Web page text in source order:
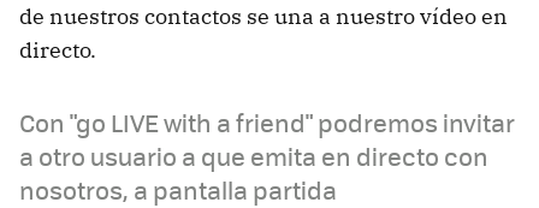
de nuestros contactos se una a nuestro vídeo en
directo.
Con "go LIVE with a friend" podremos invitar
a otro usuario a que emita en directo con
nosotros, a pantalla partida